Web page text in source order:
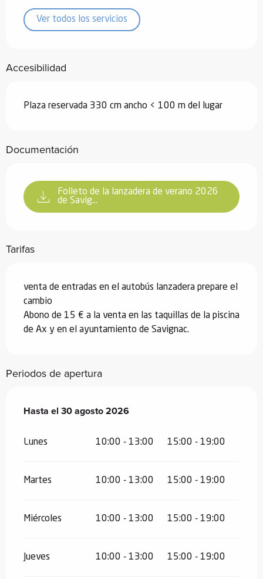
Ver todos los servicios
Accesibilidad
Plaza reservada 330 cm ancho < 100 m del lugar
Documentación
Folleto de la lanzadera de verano 2026
de Savig...
Tarifas
venta de entradas en el autobús lanzadera prepare el
cambio
Abono de 15 € a la venta en las taquillas de la piscina
de Ax y en el ayuntamiento de Savignac.
Periodos de apertura
Del4 julio 2026al30 agosto 2026
Hasta el 30 agosto 2026
Lunes 10:00 - 13:00 15:00 - 19:00
Martes 10:00 - 13:00 15:00 - 19:00
Miércoles 10:00 - 13:00 15:00 - 19:00
Jueves 10:00 - 13:00 15:00 - 19:00